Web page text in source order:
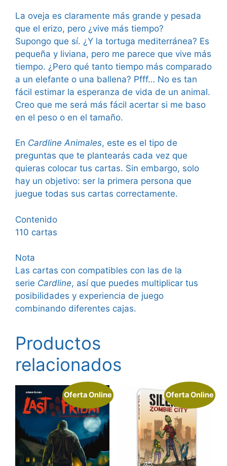
La oveja es claramente más grande y pesada
que el erizo, pero ¿vive más tiempo?
Supongo que sí. ¿Y la tortuga mediterránea? Es
pequeña y liviana, pero me parece que vive más
tiempo. ¿Pero qué tanto tiempo más comparado
a un elefante o una ballena? Pfff… No es tan
fácil estimar la esperanza de vida de un animal.
Creo que me será más fácil acertar si me baso
en el peso o en el tamaño.
En Cardline Animales, este es el tipo de
preguntas que te plantearás cada vez que
quieras colocar tus cartas. Sin embargo, solo
hay un objetivo: ser la primera persona que
juegue todas sus cartas correctamente.
Contenido
110 cartas
Nota
Las cartas con compatibles con las de la
serie Cardline, así que puedes multiplicar tus
posibilidades y experiencia de juego
combinando diferentes cajas.
Productos
relacionados
Oferta Online Oferta Online